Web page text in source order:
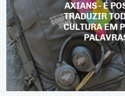
AXIANS - É
TRADUZIR
CULTURA EM